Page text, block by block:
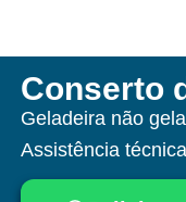
Conserto
Geladeira não
Assistência técnica